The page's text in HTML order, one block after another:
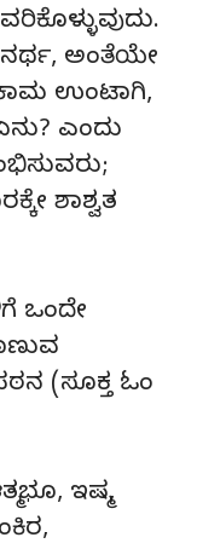
ಅಂತೆಯೇ
ಉಂಟಾಗಿ,
ಎಂದು
ಶಾಶ್ವತ
ಒಂದೇ
(ಸೂಕ್ತ ಓಂ
ಇಷ್ಮ,